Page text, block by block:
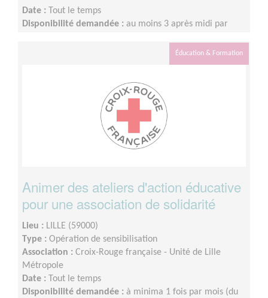
Date : Tout le temps
Disponibilité demandée : au moins 3 après midi par
Éducation & Formation
Animer des ateliers d'action éducative
pour une association de solidarité
Lieu : LILLE (59000)
Type : Opération de sensibilisation
Association : Croix-Rouge française - Unité de Lille
Métropole
Date : Tout le temps
Disponibilité demandée : à minima 1 fois par mois (du